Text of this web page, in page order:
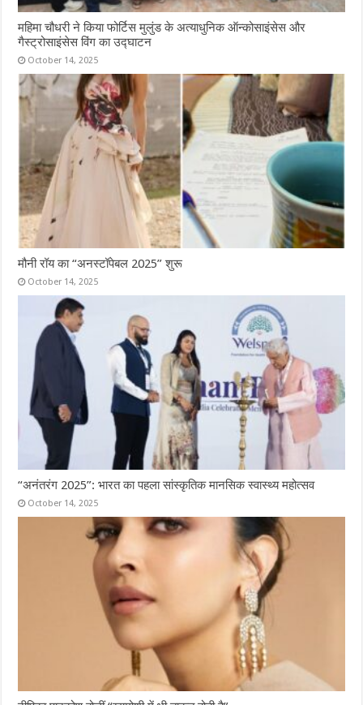
महिमा चौधरी ने किया फोर्टिस मुलुंड के अत्याधुनिक ऑन्कोसाइंसेस और
गैस्ट्रोसाइंसेस विंग का उद्घाटन
October 14, 2025
मौनी रॉय का “अनस्टॉपेबल 2025” शुरू
October 14, 2025
“अनंतरंग 2025”: भारत का पहला सांस्कृतिक मानसिक स्वास्थ्य महोत्सव
October 14, 2025